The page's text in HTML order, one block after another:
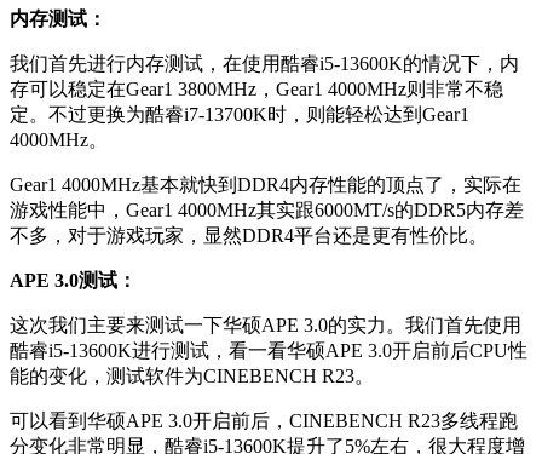
内存测试：
我们首先进行内存测试，在使用酷睿i5-13600K的情况下，内
存可以稳定在Gear1 3800MHz，Gear1 4000MHz则非常不稳
定。不过更换为酷睿i7-13700K时，则能轻松达到Gear1
4000MHz。
Gear1 4000MHz基本就快到DDR4内存性能的顶点了，实际在
游戏性能中，Gear1 4000MHz其实跟6000MT/s的DDR5内存差
不多，对于游戏玩家，显然DDR4平台还是更有性价比。
APE 3.0测试：
这次我们主要来测试一下华硕APE 3.0的实力。我们首先使用
酷睿i5-13600K进行测试，看一看华硕APE 3.0开启前后CPU性
能的变化，测试软件为CINEBENCH R23。
可以看到华硕APE 3.0开启前后，CINEBENCH R23多线程跑
分变化非常明显，酷睿i5-13600K提升了5%左右，很大程度增